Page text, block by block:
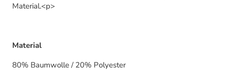
Material.<p>
Material
80% Baumwolle / 20% Polyester